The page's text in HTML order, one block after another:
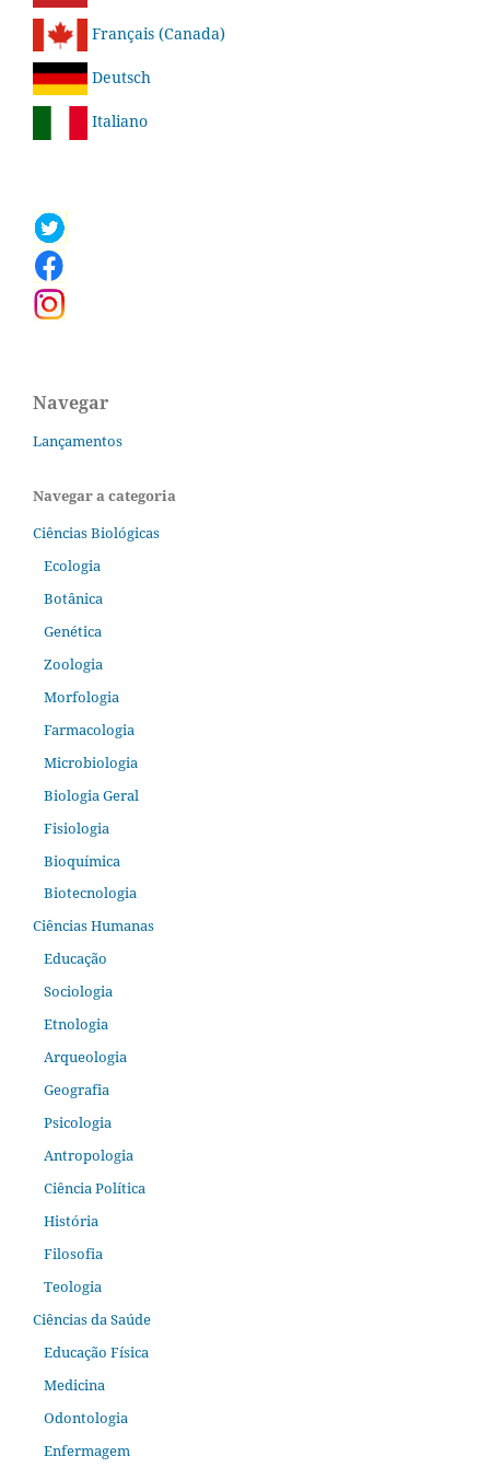
Français (Canada)
Deutsch
Italiano
Navegar
Lançamentos
Navegar a categoria
Ciências Biológicas
Ecologia
Botânica
Genética
Zoologia
Morfologia
Farmacologia
Microbiologia
Biologia Geral
Fisiologia
Bioquímica
Biotecnologia
Ciências Humanas
Educação
Sociologia
Etnologia
Arqueologia
Geografia
Psicologia
Antropologia
Ciência Política
História
Filosofia
Teologia
Ciências da Saúde
Educação Física
Medicina
Odontologia
Enfermagem